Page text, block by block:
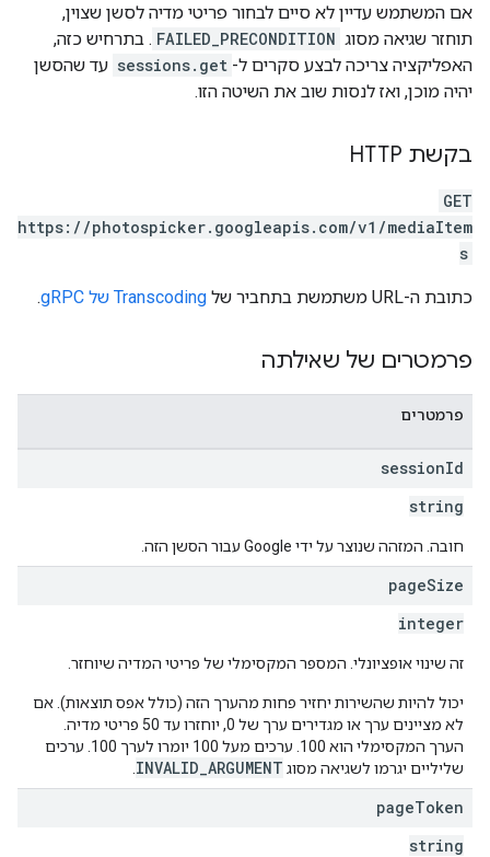
אם המשתמש עדיין לא סיים לבחור פריטי מדיה לסשן שצוין,
תוחזר שגיאה מסוג FAILED_PRECONDITION . בתרחיש כזה,
האפליקציה צריכה לבצע סקרים ל- sessions.get עד שהסשן
יהיה מוכן, ואז לנסות שוב את השיטה הזו.
בקשת HTTP
GET
https://photospicker.googleapis.com/v1/mediaItem
s
כתובת ה-URL משתמשת בתחביר של Transcoding של gRPC .
פרמטרים של שאילתה
פרמטרים
sessionId
string
חובה. המזהה שנוצר על ידי Google עבור הסשן הזה.
pageSize
integer
זה שינוי אופציונלי. המספר המקסימלי של פריטי המדיה שיוחזר.
יכול להיות שהשירות יחזיר פחות מהערך הזה (כולל אפס תוצאות). אם
לא מציינים ערך או מגדירים ערך של 0, יוחזרו עד 50 פריטי מדיה.
הערך המקסימלי הוא 100. ערכים מעל 100 יומרו לערך 100. ערכים
שליליים יגרמו לשגיאה מסוג INVALID_ARGUMENT
pageToken
string